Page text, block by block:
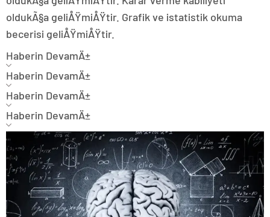
oldukÃ§a geliÅŸmiÅŸtir. Grafik ve istatistik okuma
becerisi geliÅŸmiÅŸtir.
Haberin DevamÄ±
Haberin DevamÄ±
Haberin DevamÄ±
Haberin DevamÄ±